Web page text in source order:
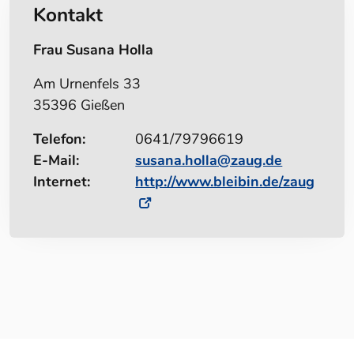
Kontakt
Frau Susana Holla
Am Urnenfels 33
35396 Gießen
Telefon:
0641/79796619
E-Mail:
susana.holla@zaug.de
Internet:
http://www.bleibin.de/zaug